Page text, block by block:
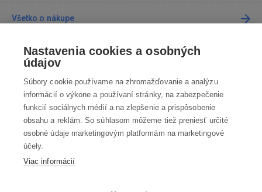
Všetko o nákupe
Predajne
Kontakt
Kontaktujte nás
info@robotworld.sk
02 / 205 103 00
Nastavenia cookies a osobných
údajov
Súbory cookie používame na zhromažďovanie a analýzu
informácií o výkone a používaní stránky, na zabezpečenie
funkcií sociálnych médií a na zlepšenie a prispôsobenie
obsahu a reklám. So súhlasom môžeme tiež preniesť určité
osobné údaje marketingovým platformám na marketingové
účely.
Viac informácií